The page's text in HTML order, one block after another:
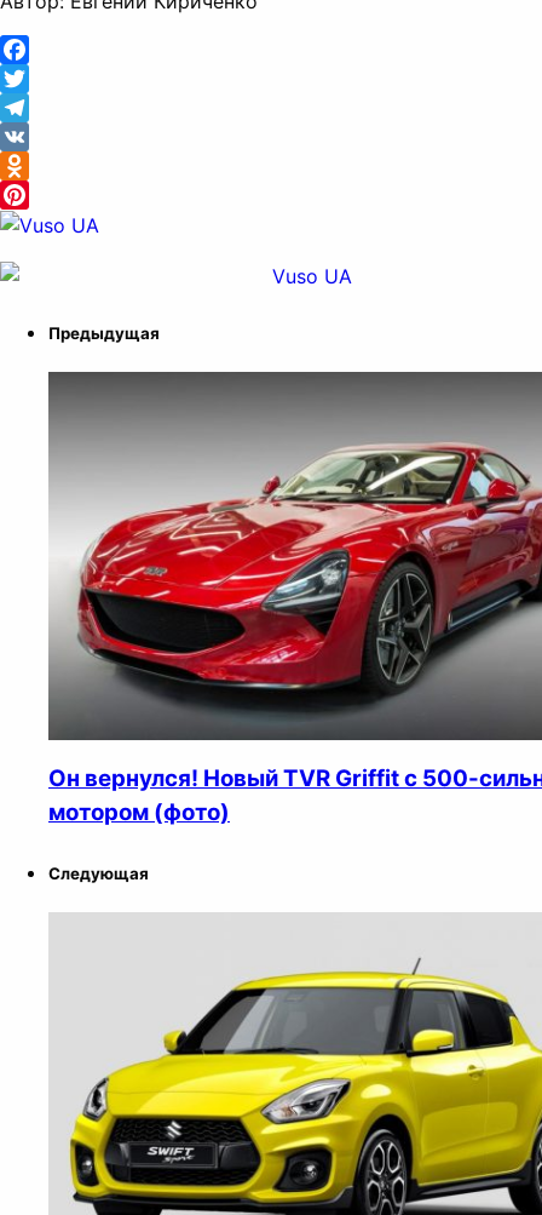
Facebook
Twitter
Telegram
VK
Odnoklassniki
Pinterest
Предыдущая
Он вернулся! Новый TVR Griffit с 500-
мотором (фото)
Следующая